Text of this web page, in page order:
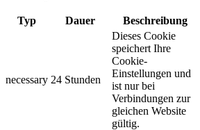
Typ Dauer Beschreibung
necessary 24 Stunden
Dieses Cookie
speichert Ihre
Cookie-
Einstellungen und
ist nur bei
Verbindungen zur
gleichen Website
gültig.